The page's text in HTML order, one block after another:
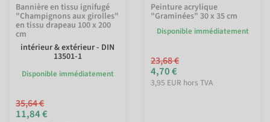
Bannière en tissu ignifugé
"Champignons aux girolles"
en tissu drapeau 100 x 200
cm
intérieur & extérieur - DIN
13501-1
Disponible immédiatement
35,64 €
11,84 €
Peinture acrylique
"Graminées" 30 x 35 cm
Disponible immédiatement
23,68 €
4,70 €
3,95 EUR hors TVA